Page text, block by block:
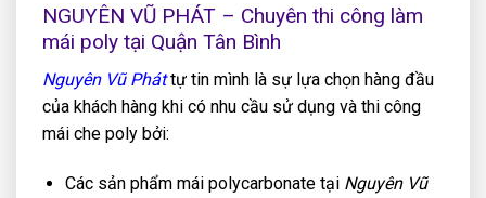
NGUYÊN VŨ PHÁT – Chuyên thi công làm
mái poly tại Quận Tân Bình
Nguyên Vũ Phát tự tin mình là sự lựa chọn hàng đầu
của khách hàng khi có nhu cầu sử dụng và thi công
mái che poly bởi:
Các sản phẩm mái polycarbonate tại Nguyên Vũ